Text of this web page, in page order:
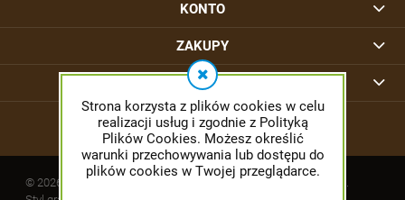
Strona korzysta z plików cookies w celu
realizacji usług i zgodnie z Polityką
Plików Cookies. Możesz określić
warunki przechowywania lub dostępu do
plików cookies w Twojej przeglądarce.
KONTO
ZAKUPY
INFORMACJE
© 2026 tanienasionamarihuany.pl. Wszelkie prawa zastrzeżone.